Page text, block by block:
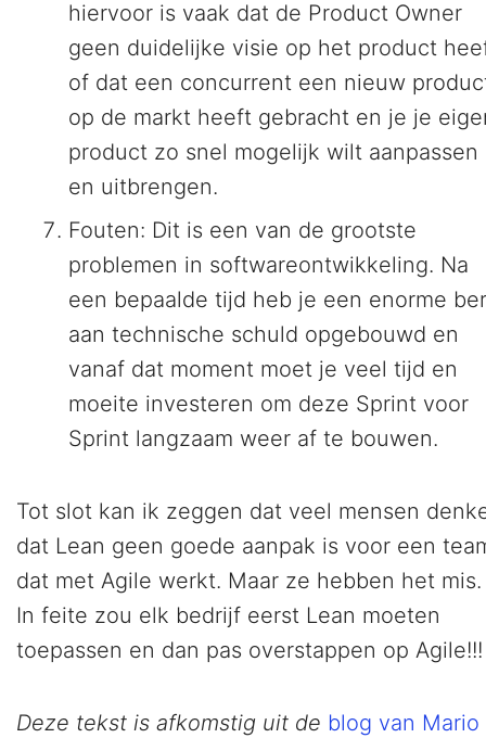
hiervoor is vaak dat de Product Owner
geen duidelijke visie op het product
of dat een concurrent een nieuw
op de markt heeft gebracht en je je
product zo snel mogelijk wilt aanpassen
en uitbrengen.
Fouten: Dit is een van de grootste
problemen in softwareontwikkeling. Na
een bepaalde tijd heb je een enorme
aan technische schuld opgebouwd en
vanaf dat moment moet je veel tijd en
moeite investeren om deze Sprint voor
Sprint langzaam weer af te bouwen.
Tot slot kan ik zeggen dat veel mensen
dat Lean geen goede aanpak is voor een
dat met Agile werkt. Maar ze hebben het mis.
In feite zou elk bedrijf eerst Lean moeten
toepassen en dan pas overstappen op Agile!!!
Deze tekst is afkomstig uit de blog van Mario